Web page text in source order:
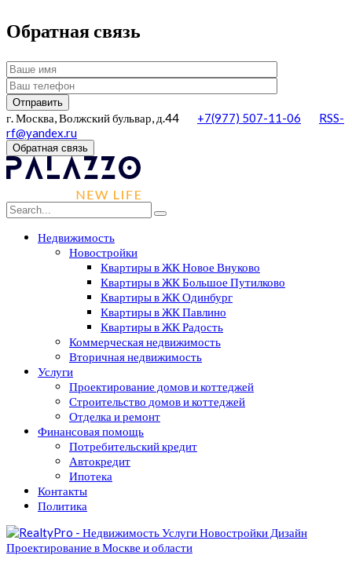
Обратная связь
г. Москва, Волжский бульвар, д.44 +7(977) 507-11-06
RSS-
rf@yandex.ru
Обратная связь
Недвижимость
Новостройки
Квартиры в ЖК Новое Внуково
Квартиры в ЖК Большое Путилково
Квартиры в ЖК Одинбург
Квартиры в ЖК Павлино
Квартиры в ЖК Радость
Коммерческая недвижимость
Вторичная недвижимость
Услуги
Проектирование домов и коттеджей
Строительство домов и коттеджей
Отделка и ремонт
Финансовая помощь
Потребительский кредит
Автокредит
Ипотека
Контакты
Политика